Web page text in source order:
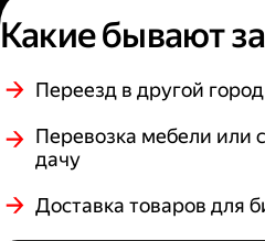
Какие бывают
Переезд в другой город
Перевозка мебели или
дачу
Доставка товаров для